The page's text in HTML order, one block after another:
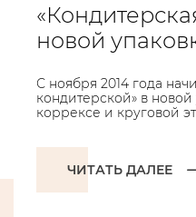
новой
С ноября 2014 года
кондитерской» в
коррексе и круговой
ЧИТАТЬ ДАЛЕЕ